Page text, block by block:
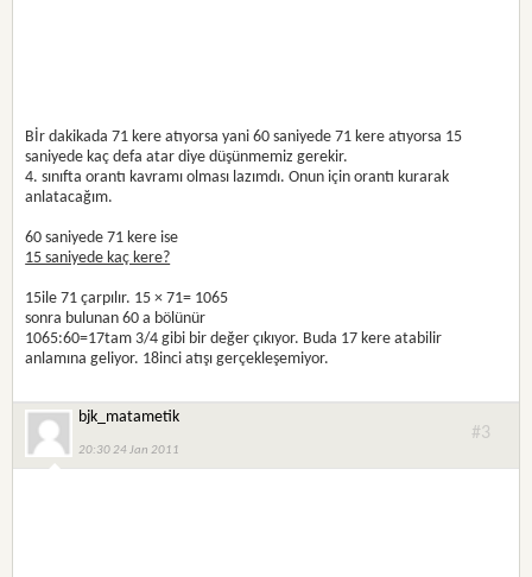
Bİr dakikada 71 kere atıyorsa yani 60 saniyede 71 kere atıyorsa 15
saniyede kaç defa atar diye düşünmemiz gerekir.
4. sınıfta orantı kavramı olması lazımdı. Onun için orantı kurarak
anlatacağım.
60 saniyede 71 kere ise
15 saniyede kaç kere?
15ile 71 çarpılır. 15 × 71= 1065
sonra bulunan 60 a bölünür
1065:60=17tam 3/4 gibi bir değer çıkıyor. Buda 17 kere atabilir
anlamına geliyor. 18inci atışı gerçekleşemiyor.
bjk_matametik
20:30 24 Jan 2011
#3